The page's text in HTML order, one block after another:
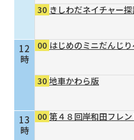
12
時
13
時
30 きしわだネイチャー
00 はじめのミニだんじ
30 地車かわら版
00 第４８回岸和田フレ